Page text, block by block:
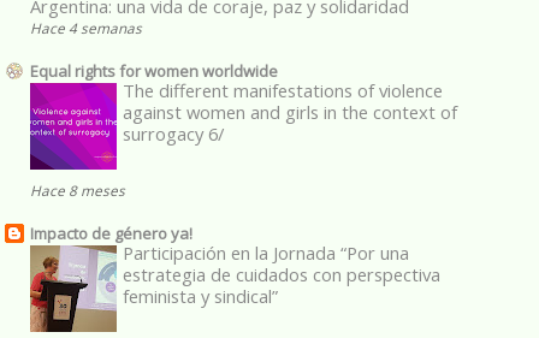
Argentina: una vida de coraje, paz y solidaridad
Hace 4 semanas
Equal rights for women worldwide
The different manifestations of violence
against women and girls in the context of
surrogacy 6/
Hace 8 meses
Impacto de género ya!
Participación en la Jornada “Por una
estrategia de cuidados con perspectiva
feminista y sindical”